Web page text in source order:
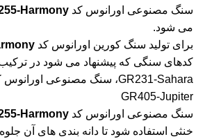
سنگ مصنوعی اورانوس کد Harmony
می شود.
برای تولید سنگ کورین اورانوس کد
کدهای سنگی که پیشنهاد می شود در
GR231-Sahara، سنگ مصنوعی اورانوس
GR405-Jupiter
سنگ مصنوعی اورانوس کد Harmony
خنثی استفاده شود تا دانه بندی های آن